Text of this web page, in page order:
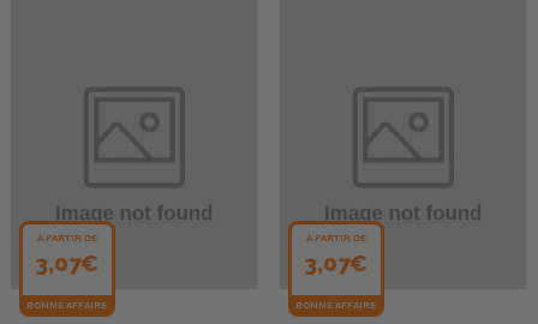
À PARTIR DE
3,07€
BONNE AFFAIRE
À PARTIR DE
3,07€
BONNE AFFAIRE